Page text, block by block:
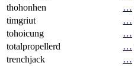
thohonhen
…
timgriut
…
tohoicung
…
totalpropellerd
…
trenchjack
…